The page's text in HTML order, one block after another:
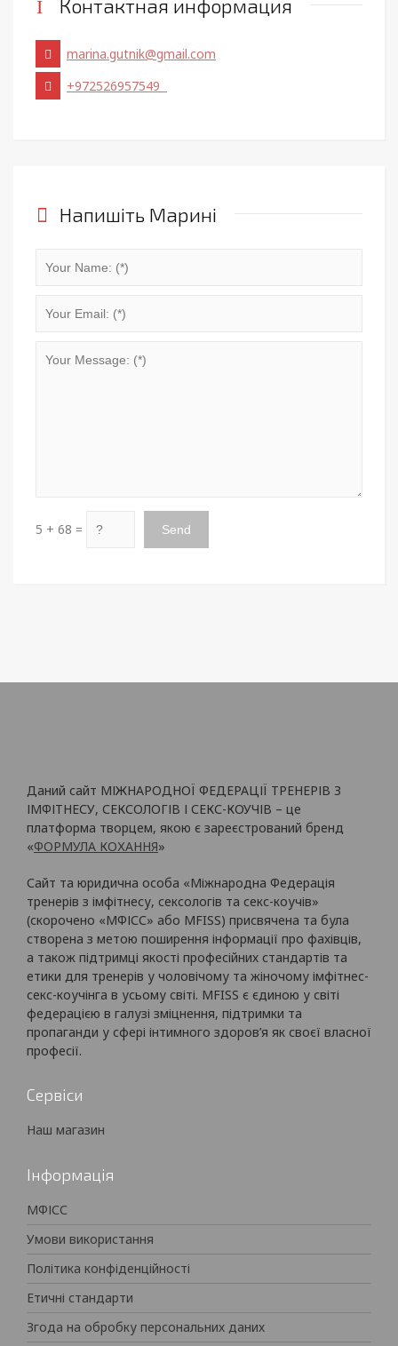
Контактная информация
marina.gutnik@gmail.com
+972526957549
Напишіть Марині
5 + 68 =
Даний сайт МІЖНАРОДНОЇ ФЕДЕРАЦІЇ ТРЕНЕРІВ З
ІМФІТНЕСУ, СЕКСОЛОГІВ І СЕКС-КОУЧІВ – це
платформа творцем, якою є зареєстрований бренд
«ФОРМУЛА КОХАННЯ»
Сайт та юридична особа «Міжнародна Федерація
тренерів з імфітнесу, сексологів та секс-коучів»
(скорочено «МФІСС» або MFISS) присвячена та була
створена з метою поширення інформації про фахівців,
а також підтримці якості професійних стандартів та
етики для тренерів у чоловічому та жіночому імфітнес-
секс-коучінга в усьому світі. MFISS є єдиною у світі
федерацією в галузі зміцнення, підтримки та
пропаганди у сфері інтимного здоров’я як своєї власної
професії.
Сервіси
Наш магазин
Інформація
МФІСС
Умови використання
Політика конфіденційності
Етичні стандарти
Згода на обробку персональних даних